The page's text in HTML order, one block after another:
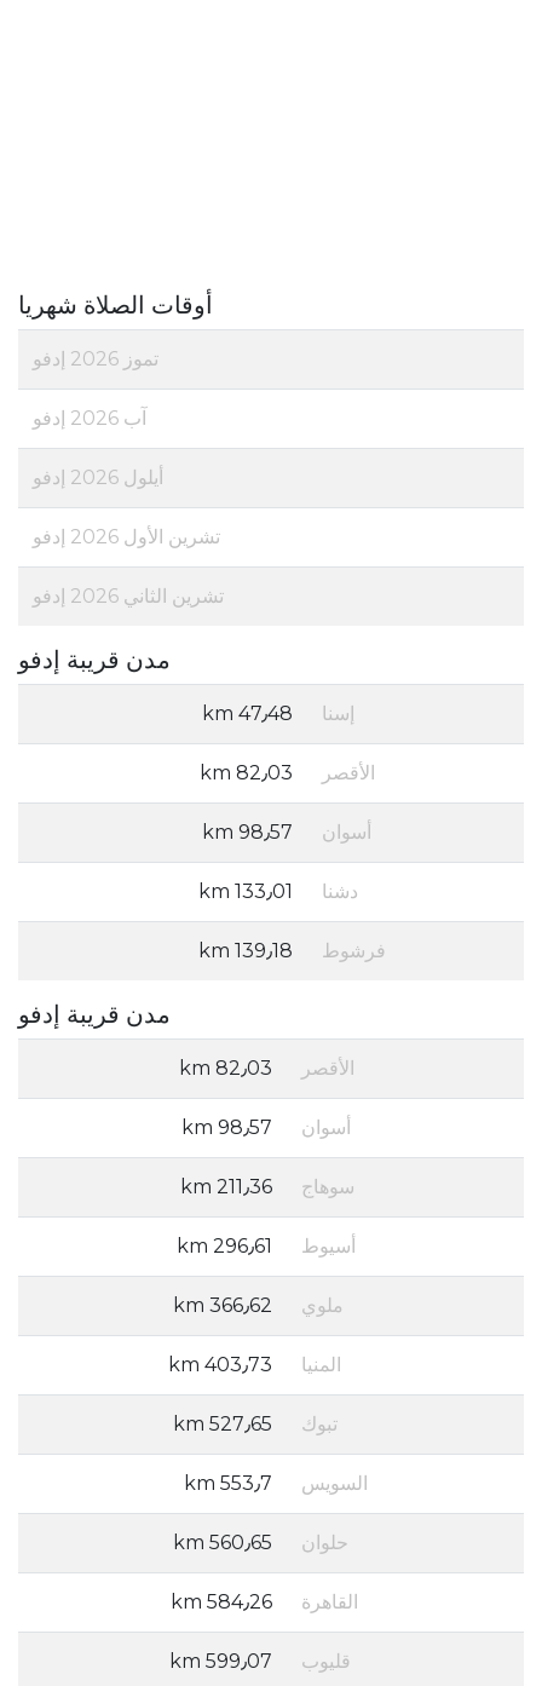
أوقات الصلاة شهريا
تموز 2026 إدفو
آب 2026 إدفو
أيلول 2026 إدفو
تشرين الأول 2026 إدفو
تشرين الثاني 2026 إدفو
مدن قريبة إدفو
إسنا 47٫48 km
الأقصر 82٫03 km
أسوان 98٫57 km
دشنا 133٫01 km
فرشوط 139٫18 km
مدن قريبة إدفو
الأقصر 82٫03 km
أسوان 98٫57 km
سوهاج 211٫36 km
أسيوط 296٫61 km
ملوي 366٫62 km
المنيا 403٫73 km
تبوك 527٫65 km
السويس 553٫7 km
حلوان 560٫65 km
القاهرة 584٫26 km
قليوب 599٫07 km